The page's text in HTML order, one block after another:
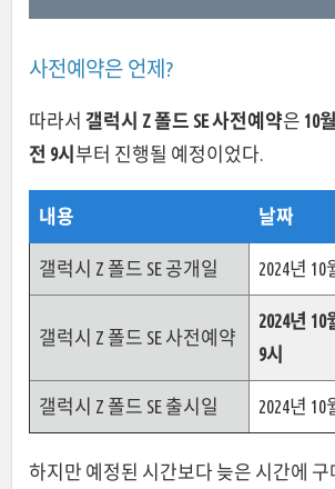
사전예약은 언제?
따라서 갤럭시 Z 폴드 SE 사전예약은 10
전 9시 부터 진행될 예정이었다.
내용 날짜
갤럭시 Z 폴드 SE 공개일 2024년
갤럭시 Z 폴드 SE 사전예약
2024년
9시
갤럭시 Z 폴드 SE 출시일 2024년
하지만 예정된 시간보다 늦은 시간에